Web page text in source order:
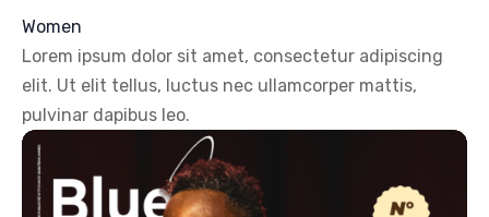
Women
Lorem ipsum dolor sit amet, consectetur adipiscing
elit. Ut elit tellus, luctus nec ullamcorper mattis,
pulvinar dapibus leo.